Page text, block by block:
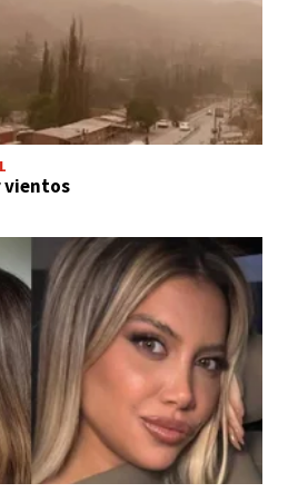
vientos